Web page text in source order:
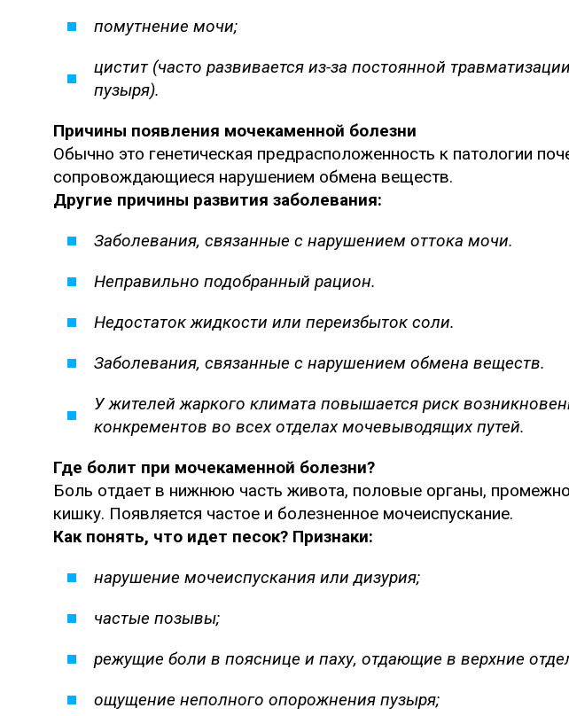
помутнение мочи;
цистит (часто развивается из-за постоянной
пузыря).
Причины появления мочекаменной болезни
Обычно это генетическая предрасположенность к патологии
сопровождающиеся нарушением обмена веществ.
Другие причины развития заболевания:
Заболевания, связанные с нарушением оттока мочи.
Неправильно подобранный рацион.
Недостаток жидкости или переизбыток соли.
Заболевания, связанные с нарушением обмена веществ.
У жителей жаркого климата повышается риск
конкрементов во всех отделах мочевыводящих путей.
Где болит при мочекаменной болезни?
Боль отдает в нижнюю часть живота, половые органы,
кишку. Появляется частое и болезненное мочеиспускание.
Как понять, что идет песок? Признаки:
нарушение мочеиспускания или дизурия;
частые позывы;
режущие боли в пояснице и паху, отдающие в верхние
ощущение неполного опорожнения пузыря;